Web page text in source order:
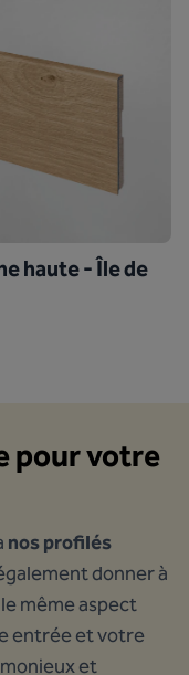
haute - Île de
pour votre
nos profilés
donner à
même aspect
entrée et votre
et